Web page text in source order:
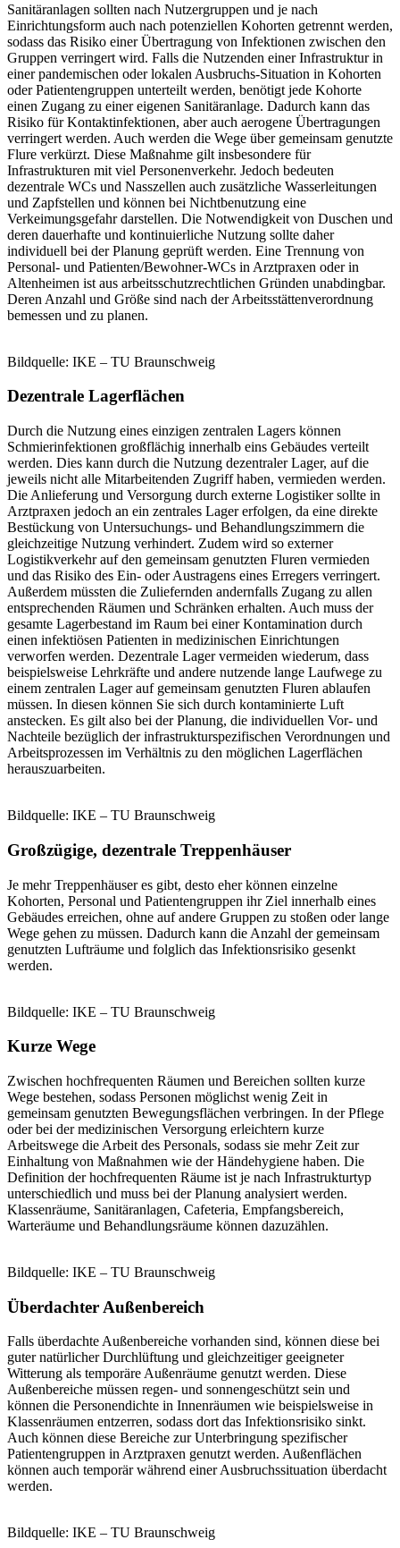
Sanitäranlagen sollten nach Nutzergruppen und je nach
Einrichtungsform auch nach potenziellen Kohorten getrennt werden,
sodass das Risiko einer Übertragung von Infektionen zwischen den
Gruppen verringert wird. Falls die Nutzenden einer Infrastruktur in
einer pandemischen oder lokalen Ausbruchs-Situation in Kohorten
oder Patientengruppen unterteilt werden, benötigt jede Kohorte
einen Zugang zu einer eigenen Sanitäranlage. Dadurch kann das
Risiko für Kontaktinfektionen, aber auch aerogene Übertragungen
verringert werden. Auch werden die Wege über gemeinsam genutzte
Flure verkürzt. Diese Maßnahme gilt insbesondere für
Infrastrukturen mit viel Personenverkehr. Jedoch bedeuten
dezentrale WCs und Nasszellen auch zusätzliche Wasserleitungen
und Zapfstellen und können bei Nichtbenutzung eine
Verkeimungsgefahr darstellen. Die Notwendigkeit von Duschen und
deren dauerhafte und kontinuierliche Nutzung sollte daher
individuell bei der Planung geprüft werden. Eine Trennung von
Personal- und Patienten/Bewohner-WCs in Arztpraxen oder in
Altenheimen ist aus arbeitsschutzrechtlichen Gründen unabdingbar.
Deren Anzahl und Größe sind nach der Arbeitsstättenverordnung
bemessen und zu planen.
Bildquelle: IKE – TU Braunschweig
Dezentrale Lagerflächen
Durch die Nutzung eines einzigen zentralen Lagers können
Schmierinfektionen großflächig innerhalb eins Gebäudes verteilt
werden. Dies kann durch die Nutzung dezentraler Lager, auf die
jeweils nicht alle Mitarbeitenden Zugriff haben, vermieden werden.
Die Anlieferung und Versorgung durch externe Logistiker sollte in
Arztpraxen jedoch an ein zentrales Lager erfolgen, da eine direkte
Bestückung von Untersuchungs- und Behandlungszimmern die
gleichzeitige Nutzung verhindert. Zudem wird so externer
Logistikverkehr auf den gemeinsam genutzten Fluren vermieden
und das Risiko des Ein- oder Austragens eines Erregers verringert.
Außerdem müssten die Zuliefernden andernfalls Zugang zu allen
entsprechenden Räumen und Schränken erhalten. Auch muss der
gesamte Lagerbestand im Raum bei einer Kontamination durch
einen infektiösen Patienten in medizinischen Einrichtungen
verworfen werden. Dezentrale Lager vermeiden wiederum, dass
beispielsweise Lehrkräfte und andere nutzende lange Laufwege zu
einem zentralen Lager auf gemeinsam genutzten Fluren ablaufen
müssen. In diesen können Sie sich durch kontaminierte Luft
anstecken. Es gilt also bei der Planung, die individuellen Vor- und
Nachteile bezüglich der infrastrukturspezifischen Verordnungen und
Arbeitsprozessen im Verhältnis zu den möglichen Lagerflächen
herauszuarbeiten.
Bildquelle: IKE – TU Braunschweig
Großzügige, dezentrale Treppenhäuser
Je mehr Treppenhäuser es gibt, desto eher können einzelne
Kohorten, Personal und Patientengruppen ihr Ziel innerhalb eines
Gebäudes erreichen, ohne auf andere Gruppen zu stoßen oder lange
Wege gehen zu müssen. Dadurch kann die Anzahl der gemeinsam
genutzten Lufträume und folglich das Infektionsrisiko gesenkt
werden.
Bildquelle: IKE – TU Braunschweig
Kurze Wege
Zwischen hochfrequenten Räumen und Bereichen sollten kurze
Wege bestehen, sodass Personen möglichst wenig Zeit in
gemeinsam genutzten Bewegungsflächen verbringen. In der Pflege
oder bei der medizinischen Versorgung erleichtern kurze
Arbeitswege die Arbeit des Personals, sodass sie mehr Zeit zur
Einhaltung von Maßnahmen wie der Händehygiene haben. Die
Definition der hochfrequenten Räume ist je nach Infrastrukturtyp
unterschiedlich und muss bei der Planung analysiert werden.
Klassenräume, Sanitäranlagen, Cafeteria, Empfangsbereich,
Warteräume und Behandlungsräume können dazuzählen.
Bildquelle: IKE – TU Braunschweig
Überdachter Außenbereich
Falls überdachte Außenbereiche vorhanden sind, können diese bei
guter natürlicher Durchlüftung und gleichzeitiger geeigneter
Witterung als temporäre Außenräume genutzt werden. Diese
Außenbereiche müssen regen- und sonnengeschützt sein und
können die Personendichte in Innenräumen wie beispielsweise in
Klassenräumen entzerren, sodass dort das Infektionsrisiko sinkt.
Auch können diese Bereiche zur Unterbringung spezifischer
Patientengruppen in Arztpraxen genutzt werden. Außenflächen
können auch temporär während einer Ausbruchssituation überdacht
werden.
Bildquelle: IKE – TU Braunschweig